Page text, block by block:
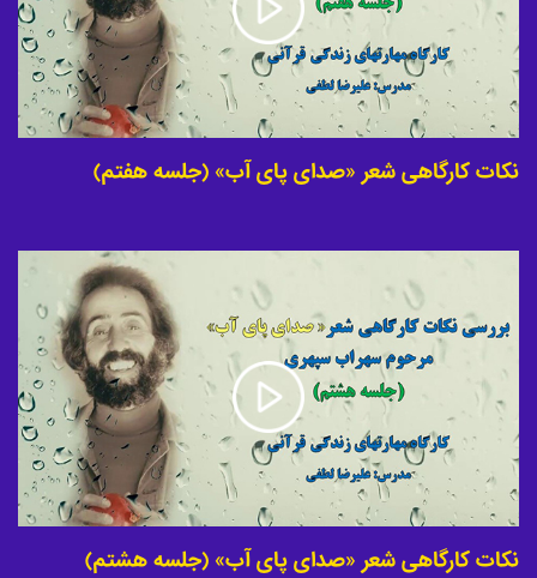
نکات کارگاهی شعر «صدای پای آب» (جلسه هفتم)
نکات کارگاهی شعر «صدای پای آب» (جلسه هشتم)